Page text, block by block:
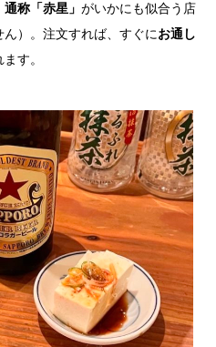
称「赤星」 がいかにも似合う店
）。注文すれば、すぐにお通し
す。